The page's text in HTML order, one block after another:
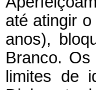
até atingir
anos),
Branco.
limites de